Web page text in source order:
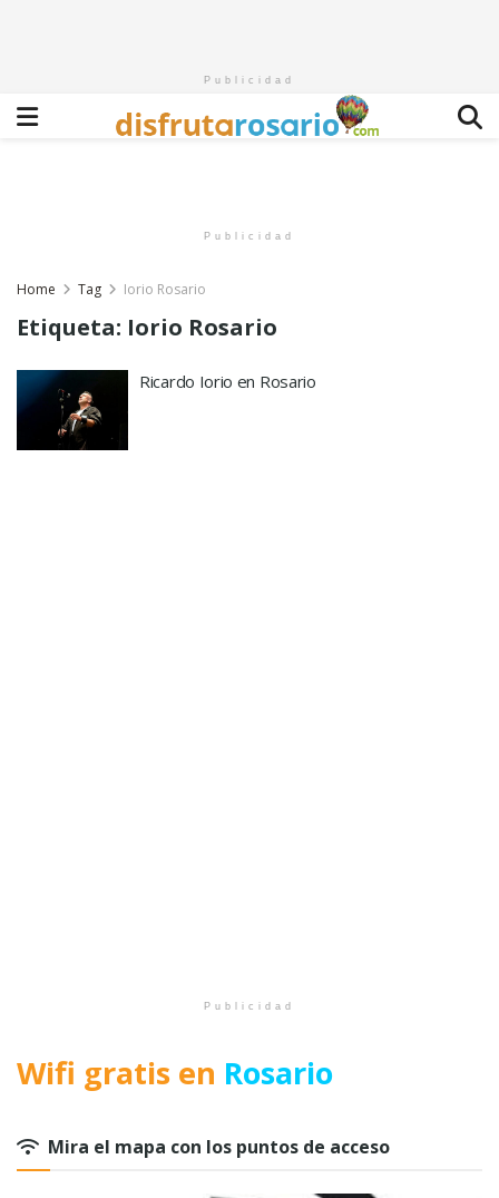
Publicidad
Publicidad
Home Tag Iorio Rosario
Etiqueta: Iorio Rosario
Ricardo Iorio en Rosario
Publicidad
Wifi gratis en Rosario
Mira el mapa con los puntos de acceso